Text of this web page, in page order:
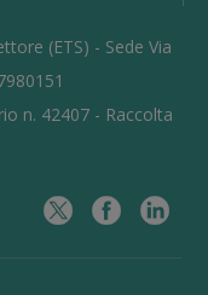
(ETS) - Sede Via
n. 42407 - Raccolta